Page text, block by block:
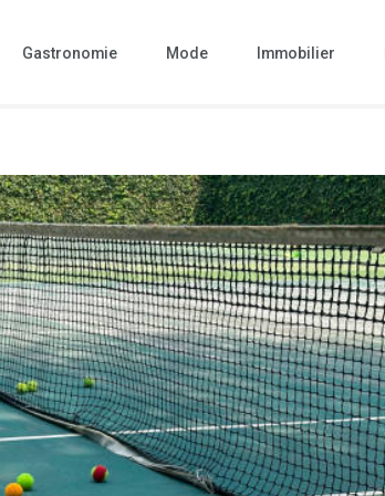
Gastronomie Mode Immobilier